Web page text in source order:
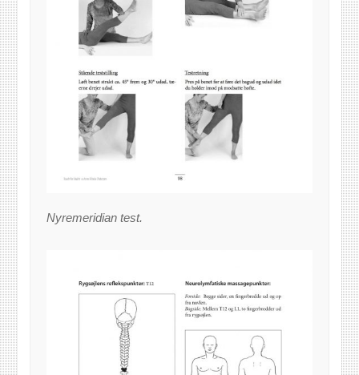
Nyremeridian test.